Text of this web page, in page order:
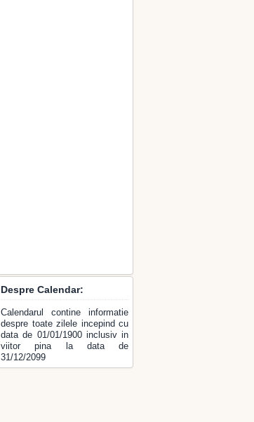
Despre Calendar:
Calendarul contine informatie
despre toate zilele incepind cu
data de 01/01/1900 inclusiv in
viitor pina la data de
31/12/2099